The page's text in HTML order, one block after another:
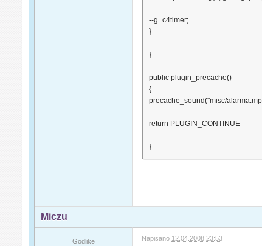
--g_c4timer;
}
}
public plugin_precache()
{
precache_sound("misc/
return PLUGIN_CONTINUE
}
Miczu
Godlike Napisano 12.04.2008 23:53